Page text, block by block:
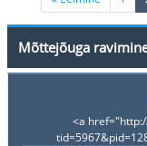
Mõttejõuga
<a